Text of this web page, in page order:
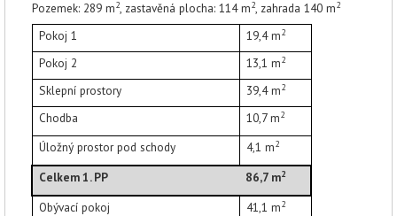
Pozemek: 289 m2, zastavěná plocha: 114m2, zahrada 140 m2
Pokoj 1 19,4m2
Pokoj 2 13,1m2
Sklepní prostory 39,4m2
Chodba 10,7 m2
Úložný prostor pod schody 4,1 m2
Celkem 1. PP 86,7 m2
Obývací pokoj 41,1m2